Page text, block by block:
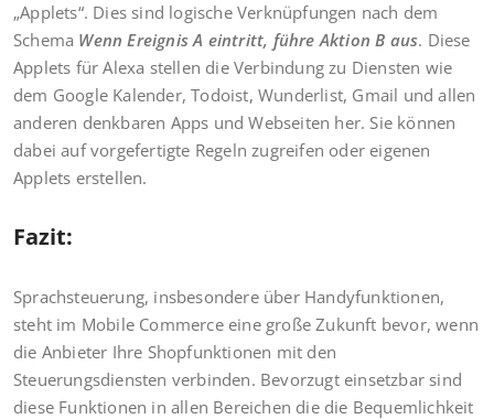
„Applets“. Dies sind logische Verknüpfungen nach dem
Schema Wenn Ereignis A eintritt, führe Aktion B aus. Diese
Applets für Alexa stellen die Verbindung zu Diensten wie
dem Google Kalender, Todoist, Wunderlist, Gmail und allen
anderen denkbaren Apps und Webseiten her. Sie können
dabei auf vorgefertigte Regeln zugreifen oder eigenen
Applets erstellen.
Fazit:
Sprachsteuerung, insbesondere über Handyfunktionen,
steht im Mobile Commerce eine große Zukunft bevor, wenn
die Anbieter Ihre Shopfunktionen mit den
Steuerungsdiensten verbinden. Bevorzugt einsetzbar sind
diese Funktionen in allen Bereichen die die Bequemlichkeit